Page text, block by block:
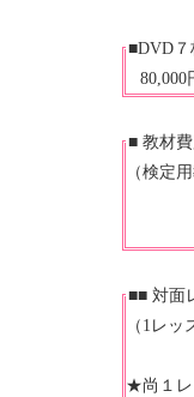
■DVD７
80,000
■ 教材
（検定
■■ 対面
（1レ
★尚１レ